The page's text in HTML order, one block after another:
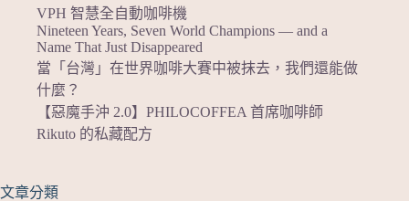
VPH 智慧全自動咖啡機
Nineteen Years, Seven World Champions — and a
Name That Just Disappeared
當「台灣」在世界咖啡大賽中被抹去，我們還能做
什麼？
【惡魔手沖 2.0】PHILOCOFFEA 首席咖啡師
Rikuto 的私藏配方
文章分類